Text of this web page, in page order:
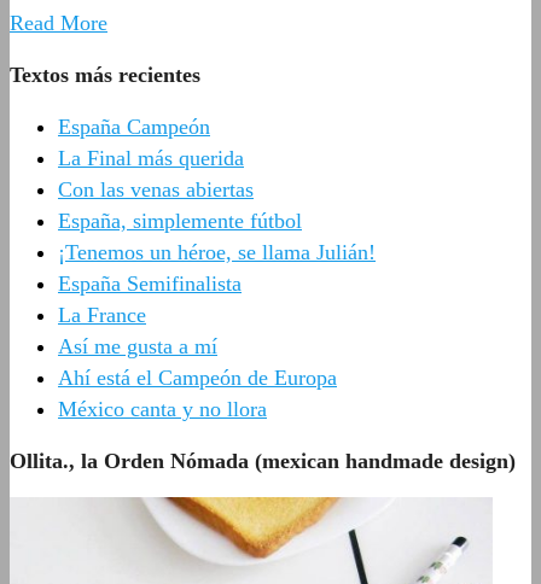
Read More
Textos más recientes
España Campeón
La Final más querida
Con las venas abiertas
España, simplemente fútbol
¡Tenemos un héroe, se llama Julián!
España Semifinalista
La France
Así me gusta a mí
Ahí está el Campeón de Europa
México canta y no llora
Ollita., la Orden Nómada (mexican handmade design)